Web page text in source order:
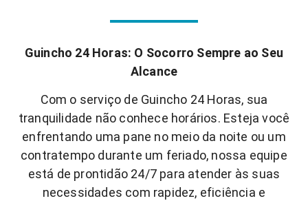
Guincho 24 Horas: O Socorro Sempre ao Seu
Alcance
Com o serviço de Guincho 24 Horas, sua
tranquilidade não conhece horários. Esteja você
enfrentando uma pane no meio da noite ou um
contratempo durante um feriado, nossa equipe
está de prontidão 24/7 para atender às suas
necessidades com rapidez, eficiência e